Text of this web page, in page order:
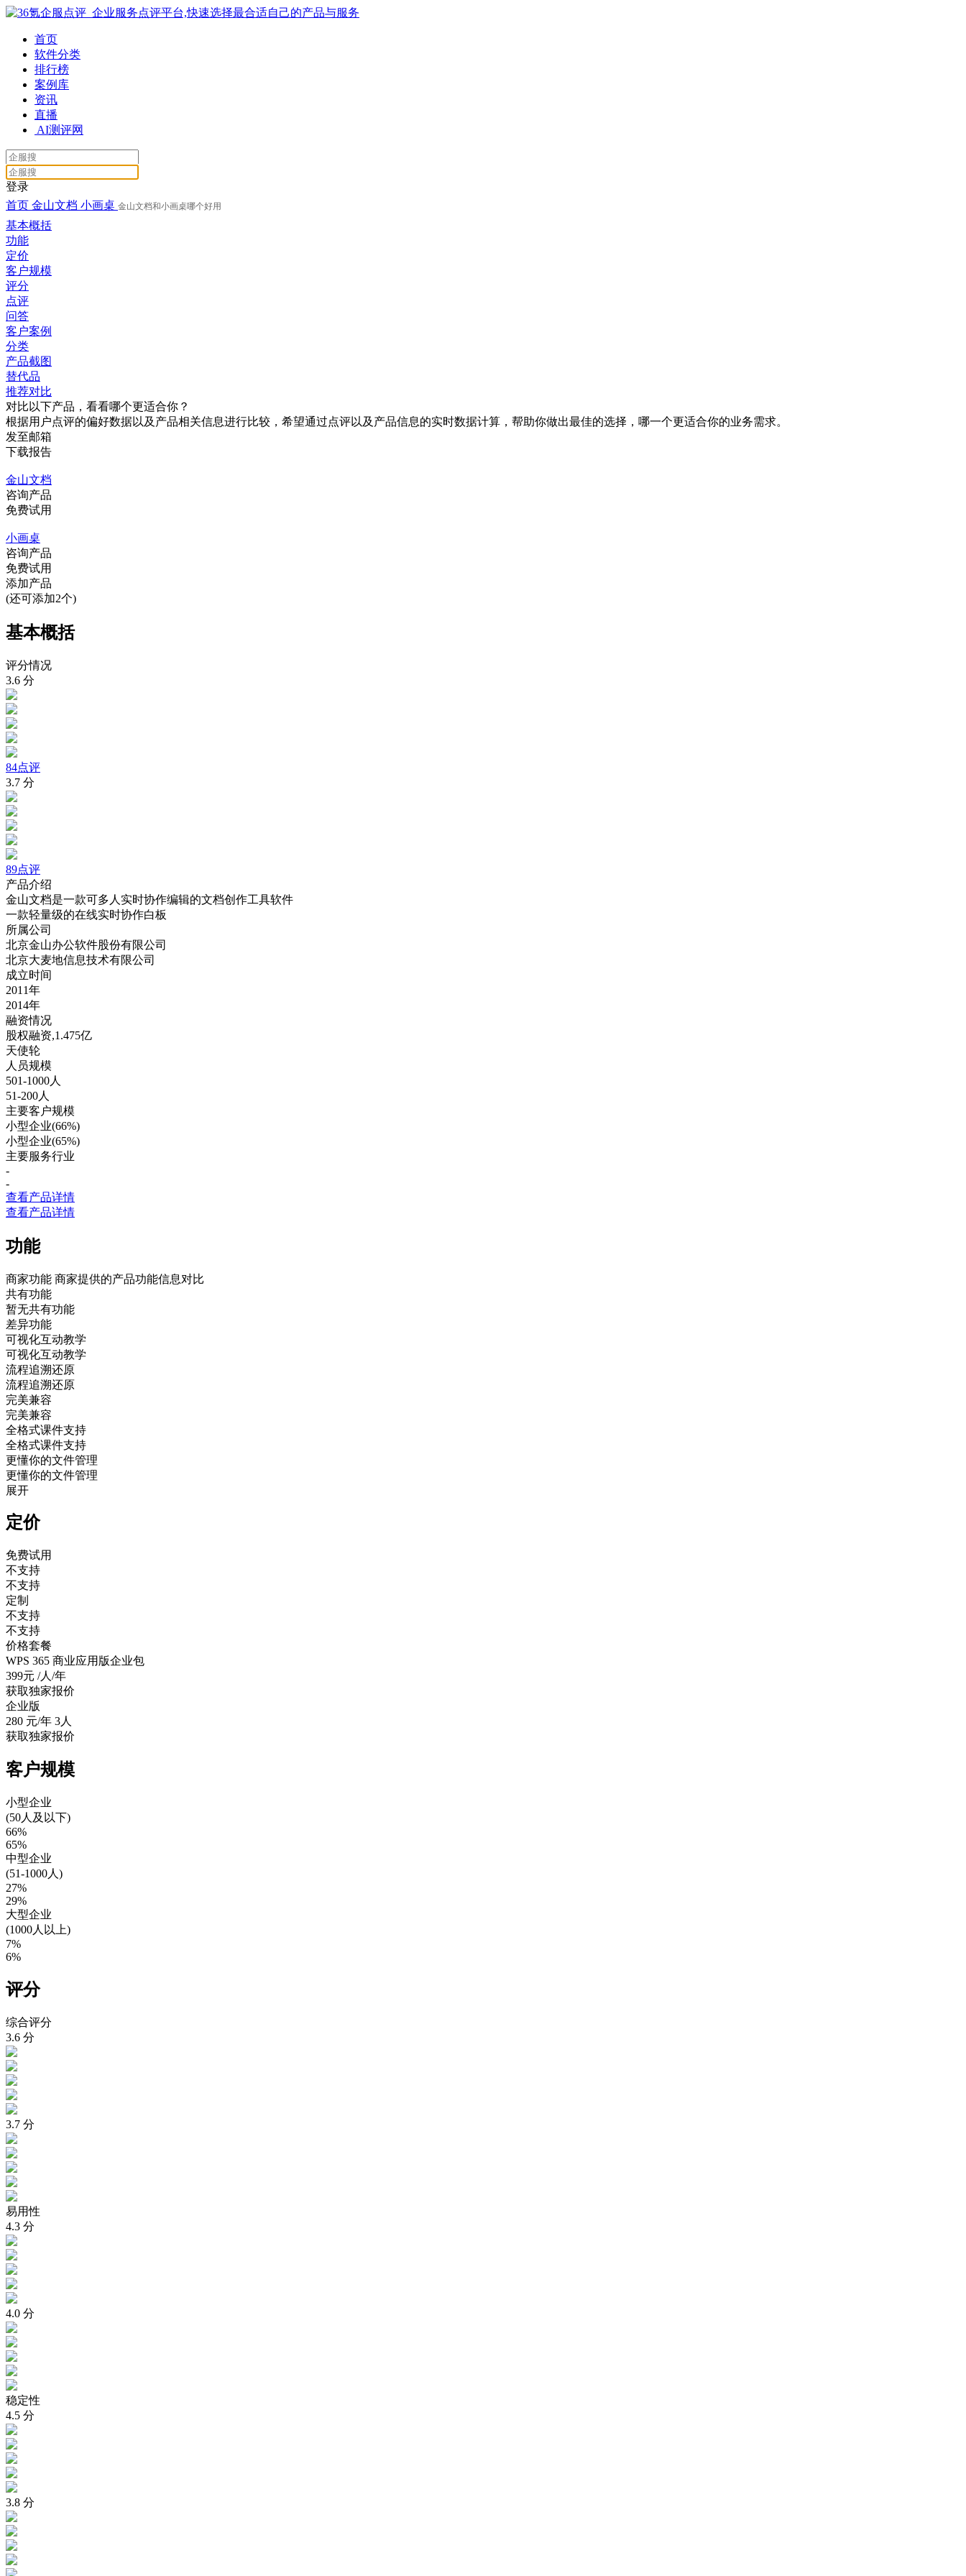
首页
软件分类
排行榜
案例库
资讯
直播
AI测评网
登录
首页 金山文档 小画桌 金山文档和小画桌哪个好用
基本概括
功能
定价
客户规模
评分
点评
问答
客户案例
分类
产品截图
替代品
推荐对比
对比以下产品，看看哪个更适合你？
根据用户点评的偏好数据以及产品相关信息进行比较，希望通过点评以及产品信息的实时数据计算，帮助你做出最佳的选择，哪一个更适合你的业务需求。
发至邮箱
下载报告
金山文档
咨询产品
免费试用
小画桌
咨询产品
免费试用
添加产品
(还可添加2个)
基本概括
评分情况
3.6 分
84点评
3.7 分
89点评
产品介绍
金山文档是一款可多人实时协作编辑的文档创作工具软件
一款轻量级的在线实时协作白板
所属公司
北京金山办公软件股份有限公司
北京大麦地信息技术有限公司
成立时间
2011年
2014年
融资情况
股权融资,1.475亿
天使轮
人员规模
501-1000人
51-200人
主要客户规模
小型企业(66%)
小型企业(65%)
主要服务行业
-
-
查看产品详情
查看产品详情
功能
商家功能 商家提供的产品功能信息对比
共有功能
暂无共有功能
差异功能
可视化互动教学
可视化互动教学
流程追溯还原
流程追溯还原
完美兼容
完美兼容
全格式课件支持
全格式课件支持
更懂你的文件管理
更懂你的文件管理
展开
定价
免费试用
不支持
不支持
定制
不支持
不支持
价格套餐
WPS 365 商业应用版企业包
399元 /人/年
获取独家报价
企业版
280 元/年 3人
获取独家报价
客户规模
小型企业
(50人及以下)
66%
65%
中型企业
(51-1000人)
27%
29%
大型企业
(1000人以上)
7%
6%
评分
综合评分
3.6 分
3.7 分
易用性
4.3 分
4.0 分
稳定性
4.5 分
3.8 分